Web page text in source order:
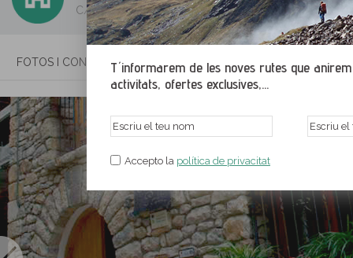
T´informarem de les noves rutes que
activitats, ofertes exclusives,...
Accepto la política de privacitat
C/ del Mig 5, Guàrdia de Noguera, Pallars Jussà,
FOTOS I CONTACTE INFORMACIÓ SITUACIÓ